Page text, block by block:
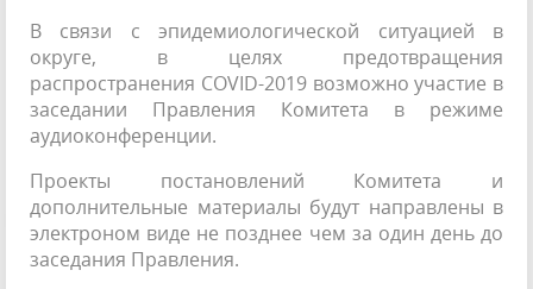
В связи с эпидемиологической ситуацией в
округе, в целях предотвращения
распространения COVID-2019 возможно участие в
заседании Правления Комитета в режиме
аудиоконференции.
Проекты постановлений Комитета и
дополнительные материалы будут направлены в
электроном виде не позднее чем за один день до
заседания Правления.